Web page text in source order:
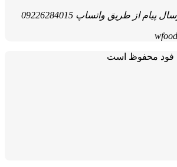
پیام از طریق واتساپ 09226284015
فود محفوظ است